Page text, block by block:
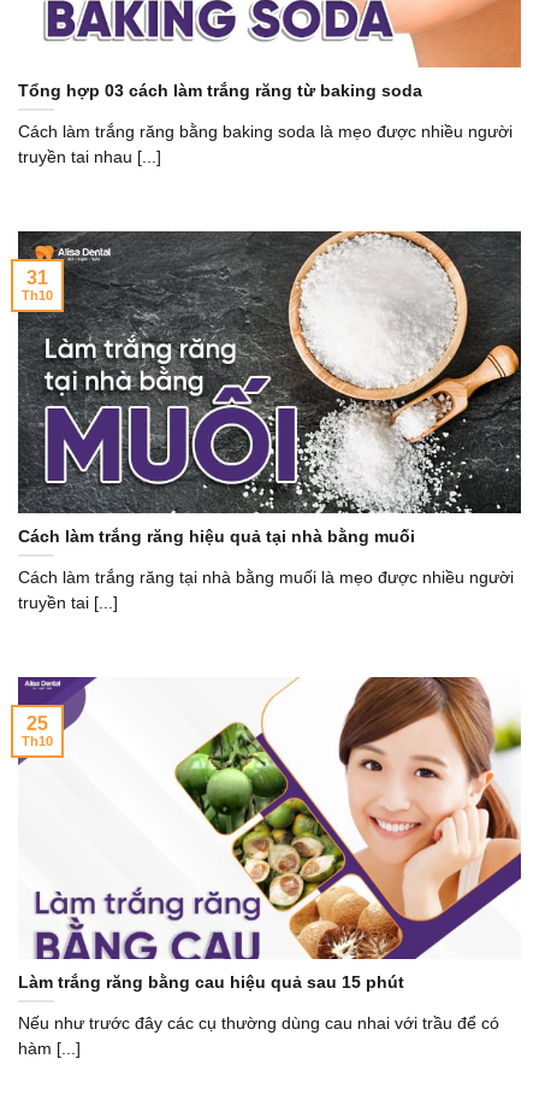
Tổng hợp 03 cách làm trắng răng từ baking soda
Cách làm trắng răng bằng baking soda là mẹo được nhiều người
truyền tai nhau [...]
Cách làm trắng răng hiệu quả tại nhà bằng muối
Cách làm trắng răng tại nhà bằng muối là mẹo được nhiều người
truyền tai [...]
31
Th10
Làm trắng răng bằng cau hiệu quả sau 15 phút
Nếu như trước đây các cụ thường dùng cau nhai với trầu để có
hàm [...]
25
Th10